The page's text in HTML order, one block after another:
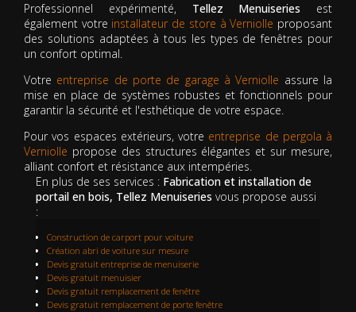
Professionnel expérimenté, Tellez Menuiseries est
également votre installateur de store à Verniolle proposant
des solutions adaptées à tous les types de fenêtres pour
un confort optimal.
Votre entreprise de porte de garage à Verniolle assure la
mise en place de systèmes robustes et fonctionnels pour
garantir la sécurité et l'esthétique de votre espace.
Pour vos espaces extérieurs, votre entreprise de pergola à
Verniolle propose des structures élégantes et sur mesure,
alliant confort et résistance aux intempéries.
En plus de ses services : Fabrication et installation de
portail en bois, Tellez Menuiseries vous propose aussi
:
Construction de carport pour voiture
Création abri de voiture sur mesure
Devis gratuit entreprise de menuiserie
Devis gratuit menuisier
Devis gratuit remplacement de fenêtre
Devis gratuit remplacement de porte fenêtre